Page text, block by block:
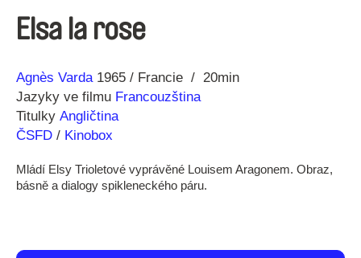
Elsa la rose
Režie
Agnès Varda
Rok 1965 Francie
20min
Jazyky ve filmu Francouzština
Titulky Angličtina
ČSFD / Kinobox
Mládí Elsy Trioletové vyprávěné Louisem Aragonem. Obraz,
básně a dialogy spikleneckého páru.